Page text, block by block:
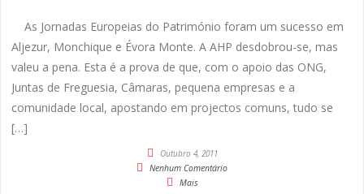
As Jornadas Europeias do Património foram um sucesso em
Aljezur, Monchique e Évora Monte. A AHP desdobrou-se, mas
valeu a pena. Esta é a prova de que, com o apoio das ONG,
Juntas de Freguesia, Câmaras, pequena empresas e a
comunidade local, apostando em projectos comuns, tudo se
[…]
Outubro 4, 2011
Nenhum Comentário
Mais